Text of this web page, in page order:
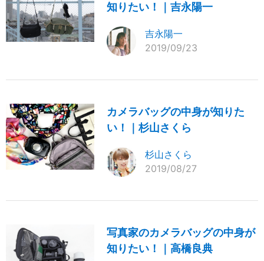
知りたい！｜吉永陽一
吉永陽一
2019/09/23
カメラバッグの中身が知りた
い！｜杉山さくら
杉山さくら
2019/08/27
写真家のカメラバッグの中身が
知りたい！｜高橋良典